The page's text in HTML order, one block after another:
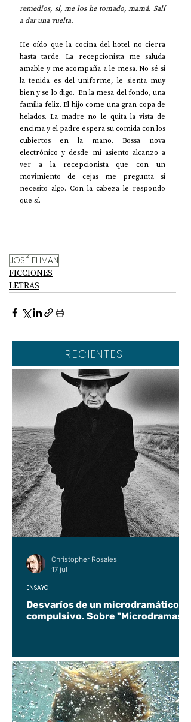
remedios, sí, me los he tomado, mamá. Salí
a dar una vuelta.
He oído que la cocina del hotel no cierra
hasta tarde. La recepcionista me saluda
amable y me acompaña a le mesa. No sé si
la tenida es del uniforme, le sienta muy
bien y se lo digo.  En la mesa del fondo, una
familia feliz. El hijo come una gran copa de
helados. La madre no le quita la vista de
encima y el padre espera su comida con los
cubiertos en la mano. Bossa nova
electrónico y desde mi asiento alcanzo a
ver a la recepcionista que con un
movimiento de cejas me pregunta si
necesito algo. Con la cabeza le respondo
que sí.
JOSÉ FLIMAN
FICCIONES
LETRAS
RECIENTES
Desvaríos de un microdramático
compulsivo. Sobre "Microdramas".
ENSAYO
Christopher Rosales
17 jul